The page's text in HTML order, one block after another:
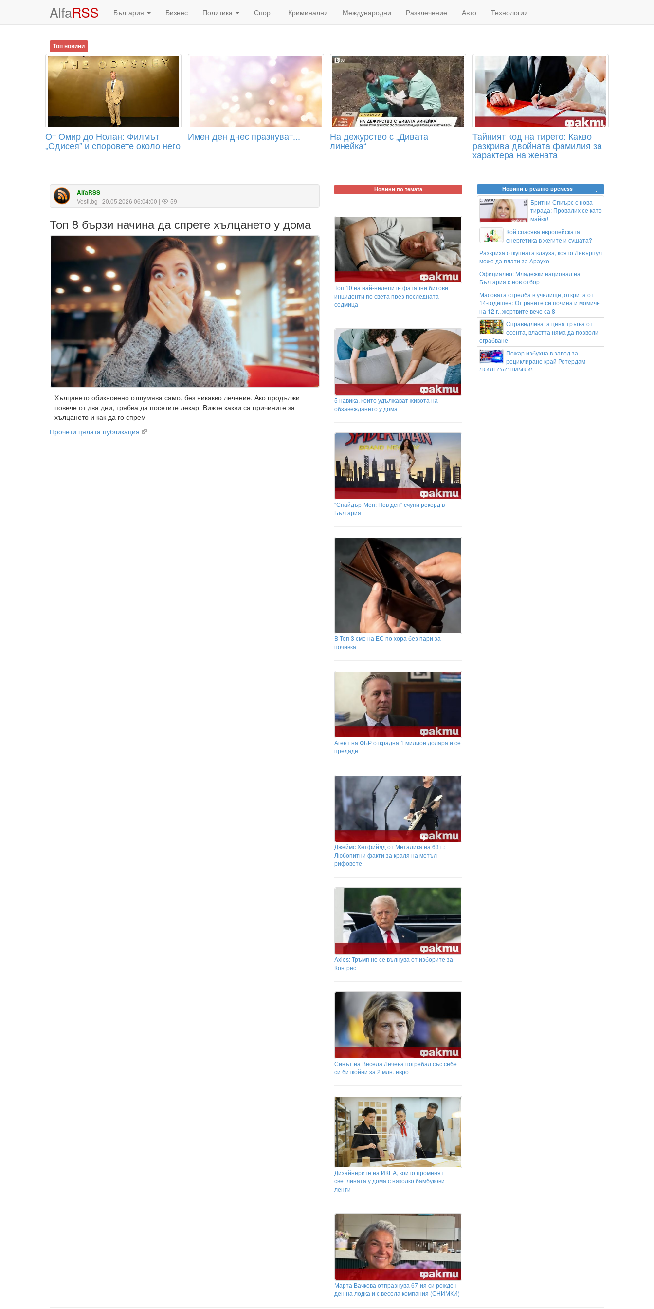
AlfaRSS България Бизнес Политика Спорт Криминални Международни Развлечение Авто Технологии
Топ новини
От Омир до Нолан: Филмът
„Одисея” и споровете около него
Имен ден днес празнуват... На дежурство с „Дивата
линейка“
Тайният код на тирето: Какво
разкрива двойната фамилия за
характера на жената
AlfaRSS
Vesti.bg | 20.05.2026 06:04:00 | 59
Топ 8 бързи начина да спрете хълцането у дома
Хълцането обикновено отшумява само, без никакво лечение. Ако продължи
повече от два дни, трябва да посетите лекар. Вижте какви са причините за
хълцането и как да го спрем
Прочети цялата публикация
Новини по темата
Топ 10 на най-нелепите фатални битови
инциденти по света през последната
седмица
5 навика, които удължават живота на
обзавеждането у дома
"Спайдър-Мен: Нов ден" счупи рекорд в
България
В Топ 3 сме на ЕС по хора без пари за
почивка
Агент на ФБР открадна 1 милион долара и се
предаде
Джеймс Хетфийлд от Металика на 63 г.:
Любопитни факти за краля на метъл
рифовете
Axios: Тръмп не се вълнува от изборите за
Конгрес
Синът на Весела Лечева погребал със себе
си биткойни за 2 млн. евро
Дизайнерите на ИКЕА, които променят
светлината у дома с няколко бамбукови
ленти
Марта Вачкова отпразнува 67-ия си рожден
ден на лодка и с весела компания (СНИМКИ)
Новини в реално времеss
Бритни Спиърс с нова
тирада: Провалих се като
майка!
Кой спасява европейската
енергетика в жегите и сушата?
Разкриха откупната клауза, която Ливърпул
може да плати за Араухо
Официално: Младежки национал на
България с нов отбор
Масовата стрелба в училище, открита от
14-годишен: От раните си почина и момиче
на 12 г., жертвите вече са 8
Справедливата цена тръгва от
есента, властта няма да позволи
ограбване
Пожар избухна в завод за
рециклиране край Ротердам
(ВИДЕО+СНИМКИ)